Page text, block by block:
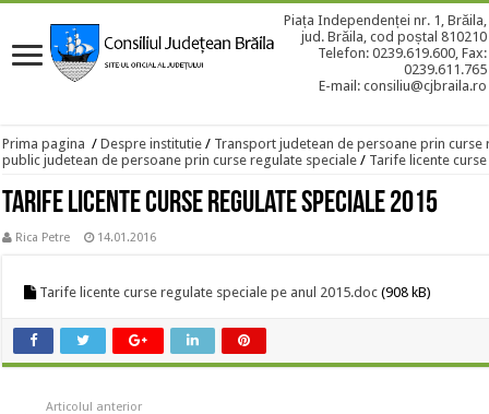
Piața Independenței nr. 1, Brăila,
jud. Brăila, cod poștal 810210
Telefon: 0239.619.600, Fax:
0239.611.765
E-mail: consiliu@cjbraila.ro
Prima pagina / Despre institutie / Transport judetean de persoane prin curse
public judetean de persoane prin curse regulate speciale / Tarife licente
Tarife licente curse regulate speciale 2015
Rica Petre 14.01.2016
Tarife licente curse regulate speciale pe anul 2015.doc (908 kB)
Articolul anterior